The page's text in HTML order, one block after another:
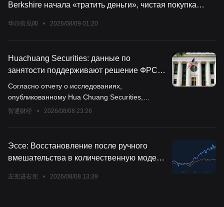
Berkshire начала «тратить деньги», чистая покупка
华尔街见闻 • 2026/08/09 01:20
Huachuang Securities: данные по
занятости поддерживают решение ФРС
сохранить ставку без изменений
Согласно отчету о исследованиях,
опубликованному Hua Chuang Securities,
данные по занятости поддерживают решение
智通财经 • 2026/08/08 23:26
Эссе: Восстановление после ручного
вмешательства в количественную модель:
бы ли я так же?
左兜进右兜 • 2026/08/08 13:39